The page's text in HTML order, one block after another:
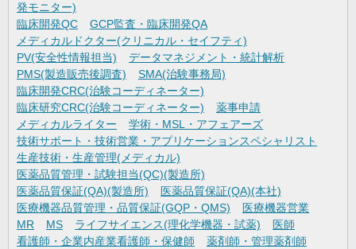
発モニター)
臨床開発QC
GCP監査・臨床開発QA
メディカルドクター(クリニカル・セイフティ)
PV(安全性情報担当)
データマネジメント・統計解析
PMS(製造販売後調査)
SMA(治験事務局)
臨床開発CRC(治験コーディネーター)
臨床研究CRC(治験コーディネーター)
薬事申請
メディカルライター
学術・MSL・アフェアーズ
技術サポート・技術営業・アプリケーションスペシャリスト
生産技術・生産管理(メディカル)
医薬品質管理・試験担当(QC)(製造所)
医薬品質保証(QA)(製造所)
医薬品質保証(QA)(本社)
医療機器品質管理・品質保証(GQP・QMS)
医療機器営業
MR
MS ライフサイエンス(理化学機器・試薬)
医師
看護師・企業内産業看護師・保健師
薬剤師・管理薬剤師